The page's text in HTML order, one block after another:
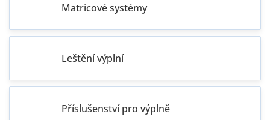
Matricové systémy
Leštění výplní
Příslušenství pro výplně